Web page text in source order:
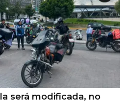
será modificada, no